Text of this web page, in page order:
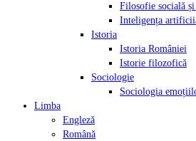
Filosofie socială
Inteligența
Istoria
Istoria României
Istorie filozofică
Sociologie
Sociologia
Limba
Engleză
Română